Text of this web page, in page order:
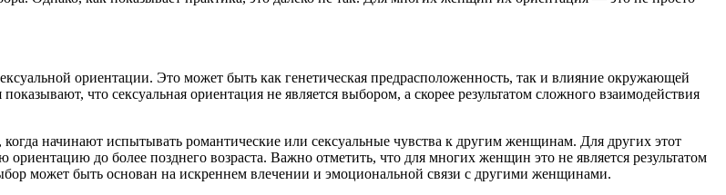
ориентации. Это может быть как генетическая предрасположенность, так и влияние окружающей
что сексуальная ориентация не является выбором, а скорее результатом сложного взаимодействия
начинают испытывать романтические или сексуальные чувства к другим женщинам. Для других этот
до более позднего возраста. Важно отметить, что для многих женщин это не является результатом
может быть основан на искреннем влечении и эмоциональной связи с другими женщинами.